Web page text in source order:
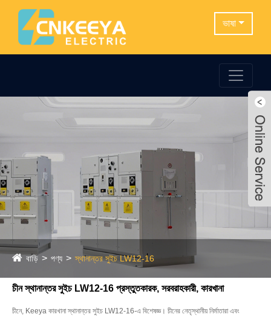
ভাষা
বাড়ি পণ্য স্থানান্তর সুইচ LW12-16
চীন স্থানান্তর সুইচ LW12-16 প্রস্তুতকারক, সরবরাহকারী, কারখানা
চীনে, Keeya কারখানা স্থানান্তর সুইচ LW12-16-এ বিশেষজ্ঞ। চীনের নেতৃস্থানীয় নির্মাতারা এবং